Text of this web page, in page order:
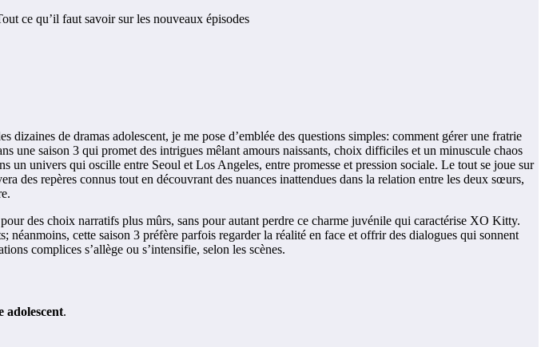
ce qu’il faut savoir sur les nouveaux épisodes
de dramas adolescent, je me pose d’emblée des questions simples: comment gérer une fratrie
saison 3 qui promet des intrigues mêlant amours naissants, choix difficiles et un minuscule chaos
univers qui oscille entre Seoul et Los Angeles, entre promesse et pression sociale. Le tout se joue sur
des repères connus tout en découvrant des nuances inattendues dans la relation entre les deux sœurs,
des choix narratifs plus mûrs, sans pour autant perdre ce charme juvénile qui caractérise XO Kitty.
cette saison 3 préfère parfois regarder la réalité en face et offrir des dialogues qui sonnent
complices s’allège ou s’intensifie, selon les scènes.
adolescent.